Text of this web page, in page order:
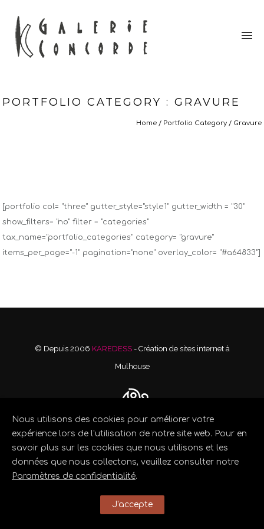
PORTFOLIO CATEGORY : GRAVURE
Home / Portfolio Category / Gravure
[portfolio col= "three" gutter_style="style1" gutter_width = "30"
show_filters= "no" filter = "categories"
tax_name="portfolio_categories" category= "gravure"
items_per_page="-1" pagination="none" overlay_color= "#a64833"]
© Depuis 2006 KAREDESS- Création de sites internet à
Mulhouse
Nous utilisons des cookies pour améliorer votre
expérience lors de l'utilisation de notre site web. Pour en
savoir plus sur les cookies que nous utilisons et les
données que nous collectons, veuillez consulter notre
Paramètres de confidentialité.
J'accepte